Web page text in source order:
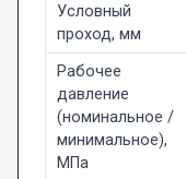
Условный
проход, мм
Рабочее
давление
(номинальное /
минимальное),
МПа